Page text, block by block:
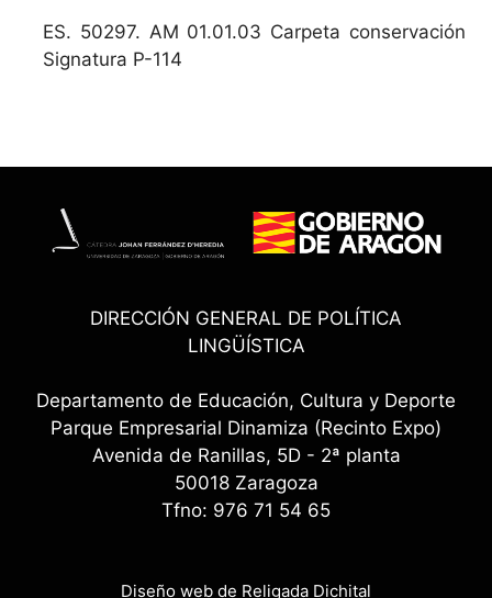
ES. 50297. AM 01.01.03 Carpeta conservación
Signatura P-114
DIRECCIÓN GENERAL DE POLÍTICA
LINGÜÍSTICA
Departamento de Educación, Cultura y Deporte
Parque Empresarial Dinamiza (Recinto Expo)
Avenida de Ranillas, 5D - 2ª planta
50018 Zaragoza
Tfno: 976 71 54 65
Diseño web de Religada Dichital